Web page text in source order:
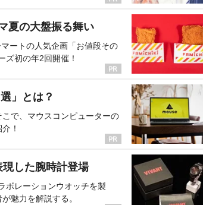
夏の大盤振る舞い
ートの人気企画「お値段その
ズ初の年2回開催！
」とは？
で、マウスコンピューターの
！
した腕時計登場
ボレーションウオッチを製
魅力を解説する。